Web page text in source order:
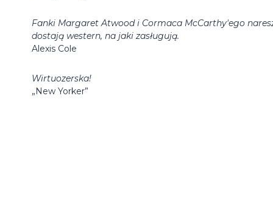
Fanki Margaret Atwood i Cormaca McCarthy'ego
dostają western, na jaki zasługują.
Alexis Cole
Wirtuozerska!
„New Yorker”